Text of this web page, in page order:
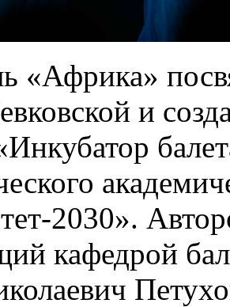
«Африка»
и
2030».
кафедрой